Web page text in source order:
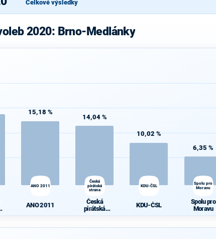
Celkové výsledky
2020: Brno-Medlánky
15,18 %
ANO 2011
ANO 2011
14,04 %
Česká
pirátská
strana
Česká
pirátská
10,02 %
KDU-ČSL
KDU-ČSL
6,35 %
Spolu pro
Moravu
Spolu pro
Moravu